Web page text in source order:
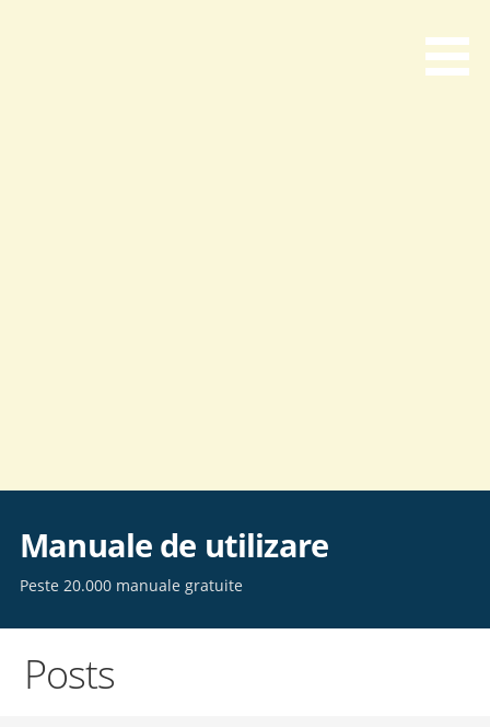
content
Manuale de utilizare
Peste 20.000 manuale gratuite
Posts